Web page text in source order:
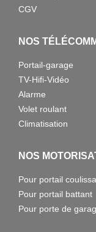
CGV
NOS
Portail-garage
TV-Hifi-Vidéo
Alarme
Volet roulant
Climatisation
NOS
Pour portail
Pour portail battant
Pour porte de